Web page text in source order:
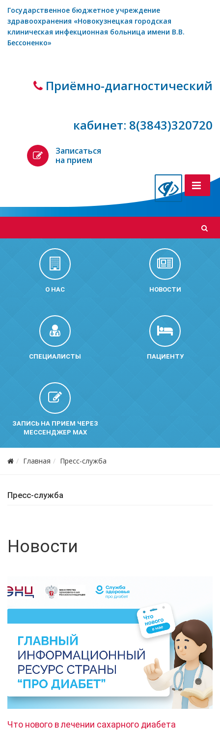
Государственное бюджетное учреждение
здравоохранения «Новокузнецкая городская
клиническая инфекционная больница имени В.В.
Бессоненко»
Приёмно-диагностический
кабинет: 8(3843)320720
Записаться
на прием
О НАС НОВОСТИ
СПЕЦИАЛИСТЫ ПАЦИЕНТУ
ЗАПИСЬ НА ПРИЕМ ЧЕРЕЗ
МЕССЕНДЖЕР MAX
Главная Пресс-служба
Пресс-служба
Новости
Что нового в лечении сахарного диабета